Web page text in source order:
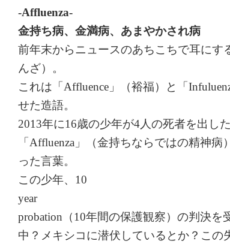
-Affluenza-
金持ち病、金満病、あまやかされ病
前年末からニュースのあちこちで耳にす
んざ）。
これは「Affluence 」（裕福）と「
せた造語。
2013年に16歳の少年が4人の死者を出し
「Affluenza 」（金持ちならではの精神
った言葉。
この少年、
10
year
probation
（10年間の保護観察）の判決を
中？メキシコに潜伏しているとか？この